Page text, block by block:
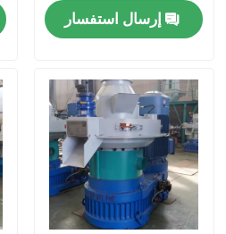
المنزل
فيديوهات
حولنا
إرسال استفسار